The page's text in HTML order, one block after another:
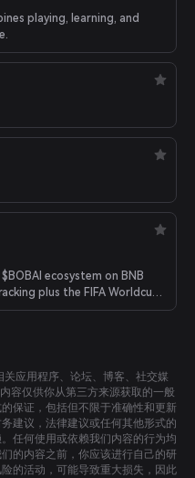
playing, learning, and
ecosystem on BNB
plus the FIFA Worldcup
pool.
应用程序、论坛、博客、社交媒
容仅供你从第三方来源获取的一般
保证，包括但不限于准确性和更新
建议，法律建议或任何其他形式的
任何使用或依赖我们内容的行为均
的内容之前，你应该进行自己的研
的活动，可能导致重大损失，因此